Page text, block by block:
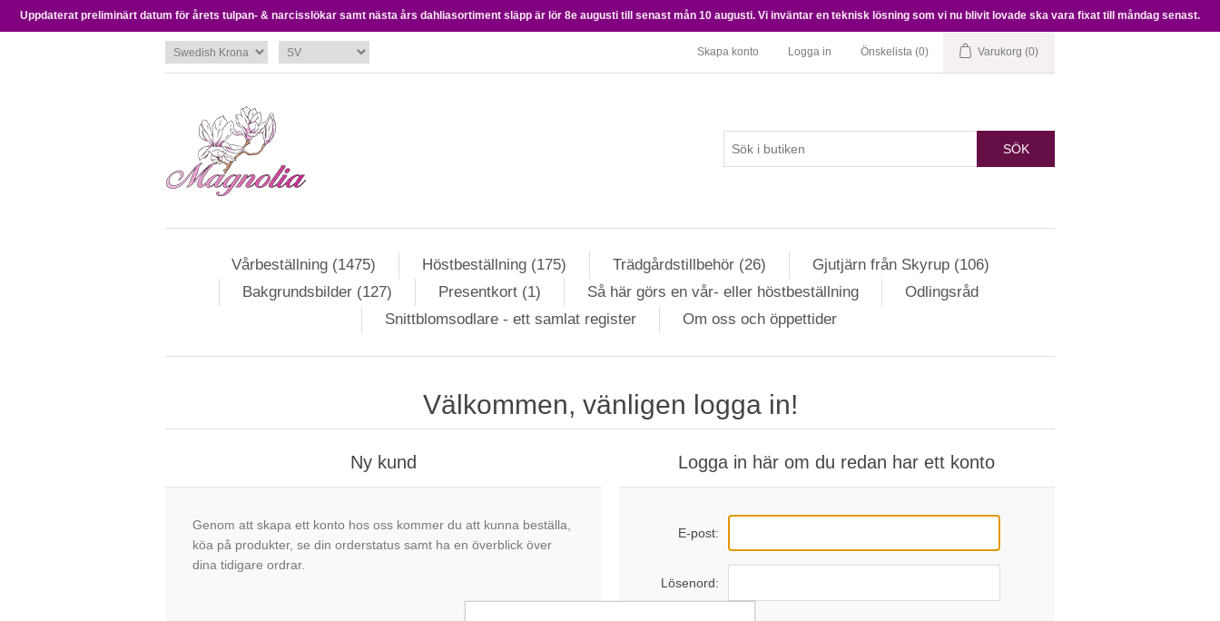
Uppdaterat preliminärt datum för årets tulpan- & narcisslökar samt nästa års dahliasortiment släpp är lör 8e augusti till senast mån 10 augusti. Vi inväntar en teknisk lösning som vi nu blivit lovade ska vara fixat till måndag senast.
Skapa konto Logga in Önskelista (0) Varukorg (0)
SÖK
Vårbeställning (1475) Höstbeställning (175) Trädgårdstillbehör (26)
Gjutjärn från Skyrup (106)
Bakgrundsbilder (127)
Presentkort (1) Så här görs en vår- eller höstbeställning
Odlingsråd
Snittblomsodlare - ett samlat register
Om oss och öppettider
Välkommen, vänligen logga in!
Ny kund
Genom att skapa ett konto hos oss kommer du att kunna beställa,
köa på produkter, se din orderstatus samt ha en överblick över
dina tidigare ordrar.
Logga in här om du redan har ett konto
E-post:
Lösenord: